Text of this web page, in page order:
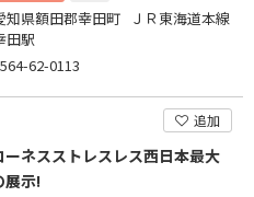
知県額田郡幸田町 ＪＲ東海道本線
田駅
62-0113
追加
ーネスストレスレス西日本最大
展示!